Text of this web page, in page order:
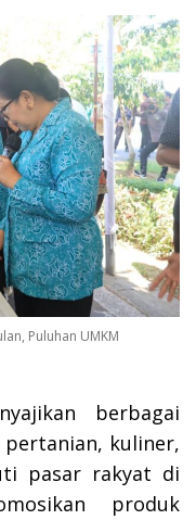
Puluhan UMKM
berbagai
kuliner,
pasar rakyat di
produk